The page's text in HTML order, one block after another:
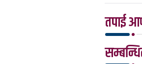
तपाई